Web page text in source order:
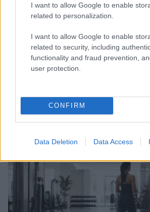
I want to allow Google to enable
related to personalization.
I want to allow Google to enable
related to security, including
functionality and fraud prevention,
user protection.
CONFIRM
Data Deletion Data Access
Acqua di cottura: benefici e usi in
Cristian Castiglioni · 7 Ago 2026